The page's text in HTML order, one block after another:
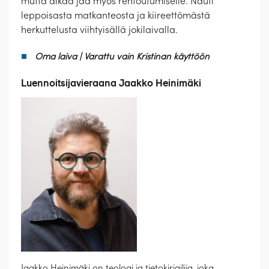
leppoisasta matkanteosta ja kiireettömästä
herkuttelusta viihtyisällä jokilaivalla.
Oma laiva | Varattu vain Kristinan käyttöön
Luennoitsijavieraana Jaakko Heinimäki